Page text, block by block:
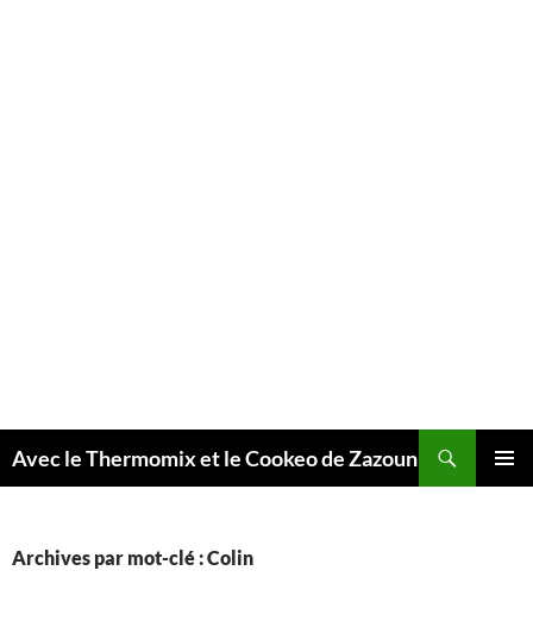
Avec le Thermomix et le Cookeo de Zazoun
Archives par mot-clé : Colin